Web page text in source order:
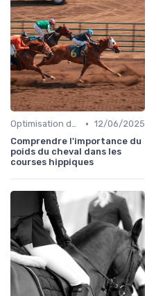
Optimisation des performances • 12/06/2025
Comprendre l'importance du
poids du cheval dans les
courses hippiques